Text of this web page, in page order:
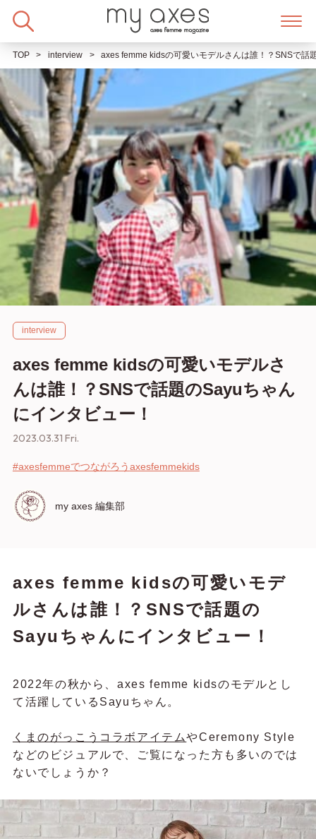
TOP interview axes femme kidsの可愛いモデルさんは誰！？SNSで話
interview
axes femme kidsの可愛いモデルさ
んは誰！？SNSで話題のSayuちゃん
にインタビュー！
2023.03.31 Fri.
#axesfemmeでつながろうaxesfemmekids
my axes 編集部
axes femme kidsの可愛いモデ
ルさんは誰！？SNSで話題の
Sayuちゃんにインタビュー！
2022年の秋から、axes femme kidsのモデルとし
て活躍しているSayuちゃん。
くまのがっこうコラボアイテムやCeremony Style
などのビジュアルで、ご覧になった方も多いのでは
ないでしょうか？